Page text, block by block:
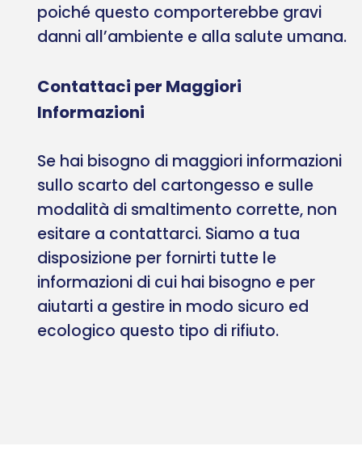
poiché questo comporterebbe gravi
danni all’ambiente e alla salute umana.
Contattaci per Maggiori
Informazioni
Se hai bisogno di maggiori informazioni
sullo scarto del cartongesso e sulle
modalità di smaltimento corrette, non
esitare a contattarci. Siamo a tua
disposizione per fornirti tutte le
informazioni di cui hai bisogno e per
aiutarti a gestire in modo sicuro ed
ecologico questo tipo di rifiuto.